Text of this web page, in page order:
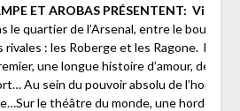
ET AROBAS PRÉSENTENT: Vie et
le quartier de l’Arsenal, entre le
: les Roberge et les Ragone.
une longue histoire d’amour, de
Au sein du pouvoir absolu de
le théâtre du monde, une horde de